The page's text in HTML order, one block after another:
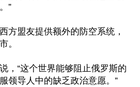
”
方盟友提供额外的防空系统，
。
，“这个世界能够阻止俄罗斯的
领导人中的缺乏政治意愿。”